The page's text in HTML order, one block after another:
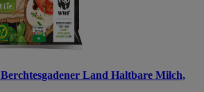
Berchtesgadener Land Haltbare Milch,